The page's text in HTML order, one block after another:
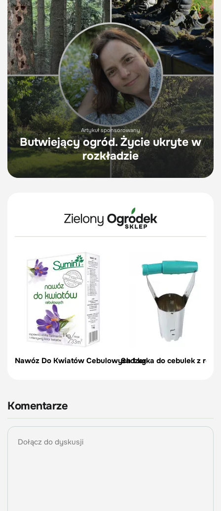
Artykuł sponsorowany
Butwiejący ogród. Życie ukryte w
rozkładzie
Nawóz Do Kwiatów Cebulowych 1 kgSadzarka do cebulek z
Komentarze